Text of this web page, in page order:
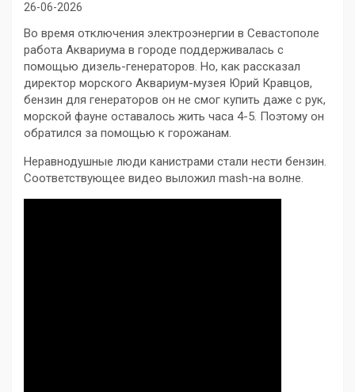
26-06-2026
Во время отключения электроэнергии в Севастополе
работа Аквариума в городе поддерживалась с
помощью дизель-генераторов. Но, как рассказал
директор морского Аквариум-музея Юрий Кравцов,
бензин для генераторов он не смог купить даже с рук,
морской фауне оставалось жить часа 4-5. Поэтому он
обратился за помощью к горожанам.
Неравнодушные люди канистрами стали нести бензин.
Соответствующее видео выложил mash-на волне.